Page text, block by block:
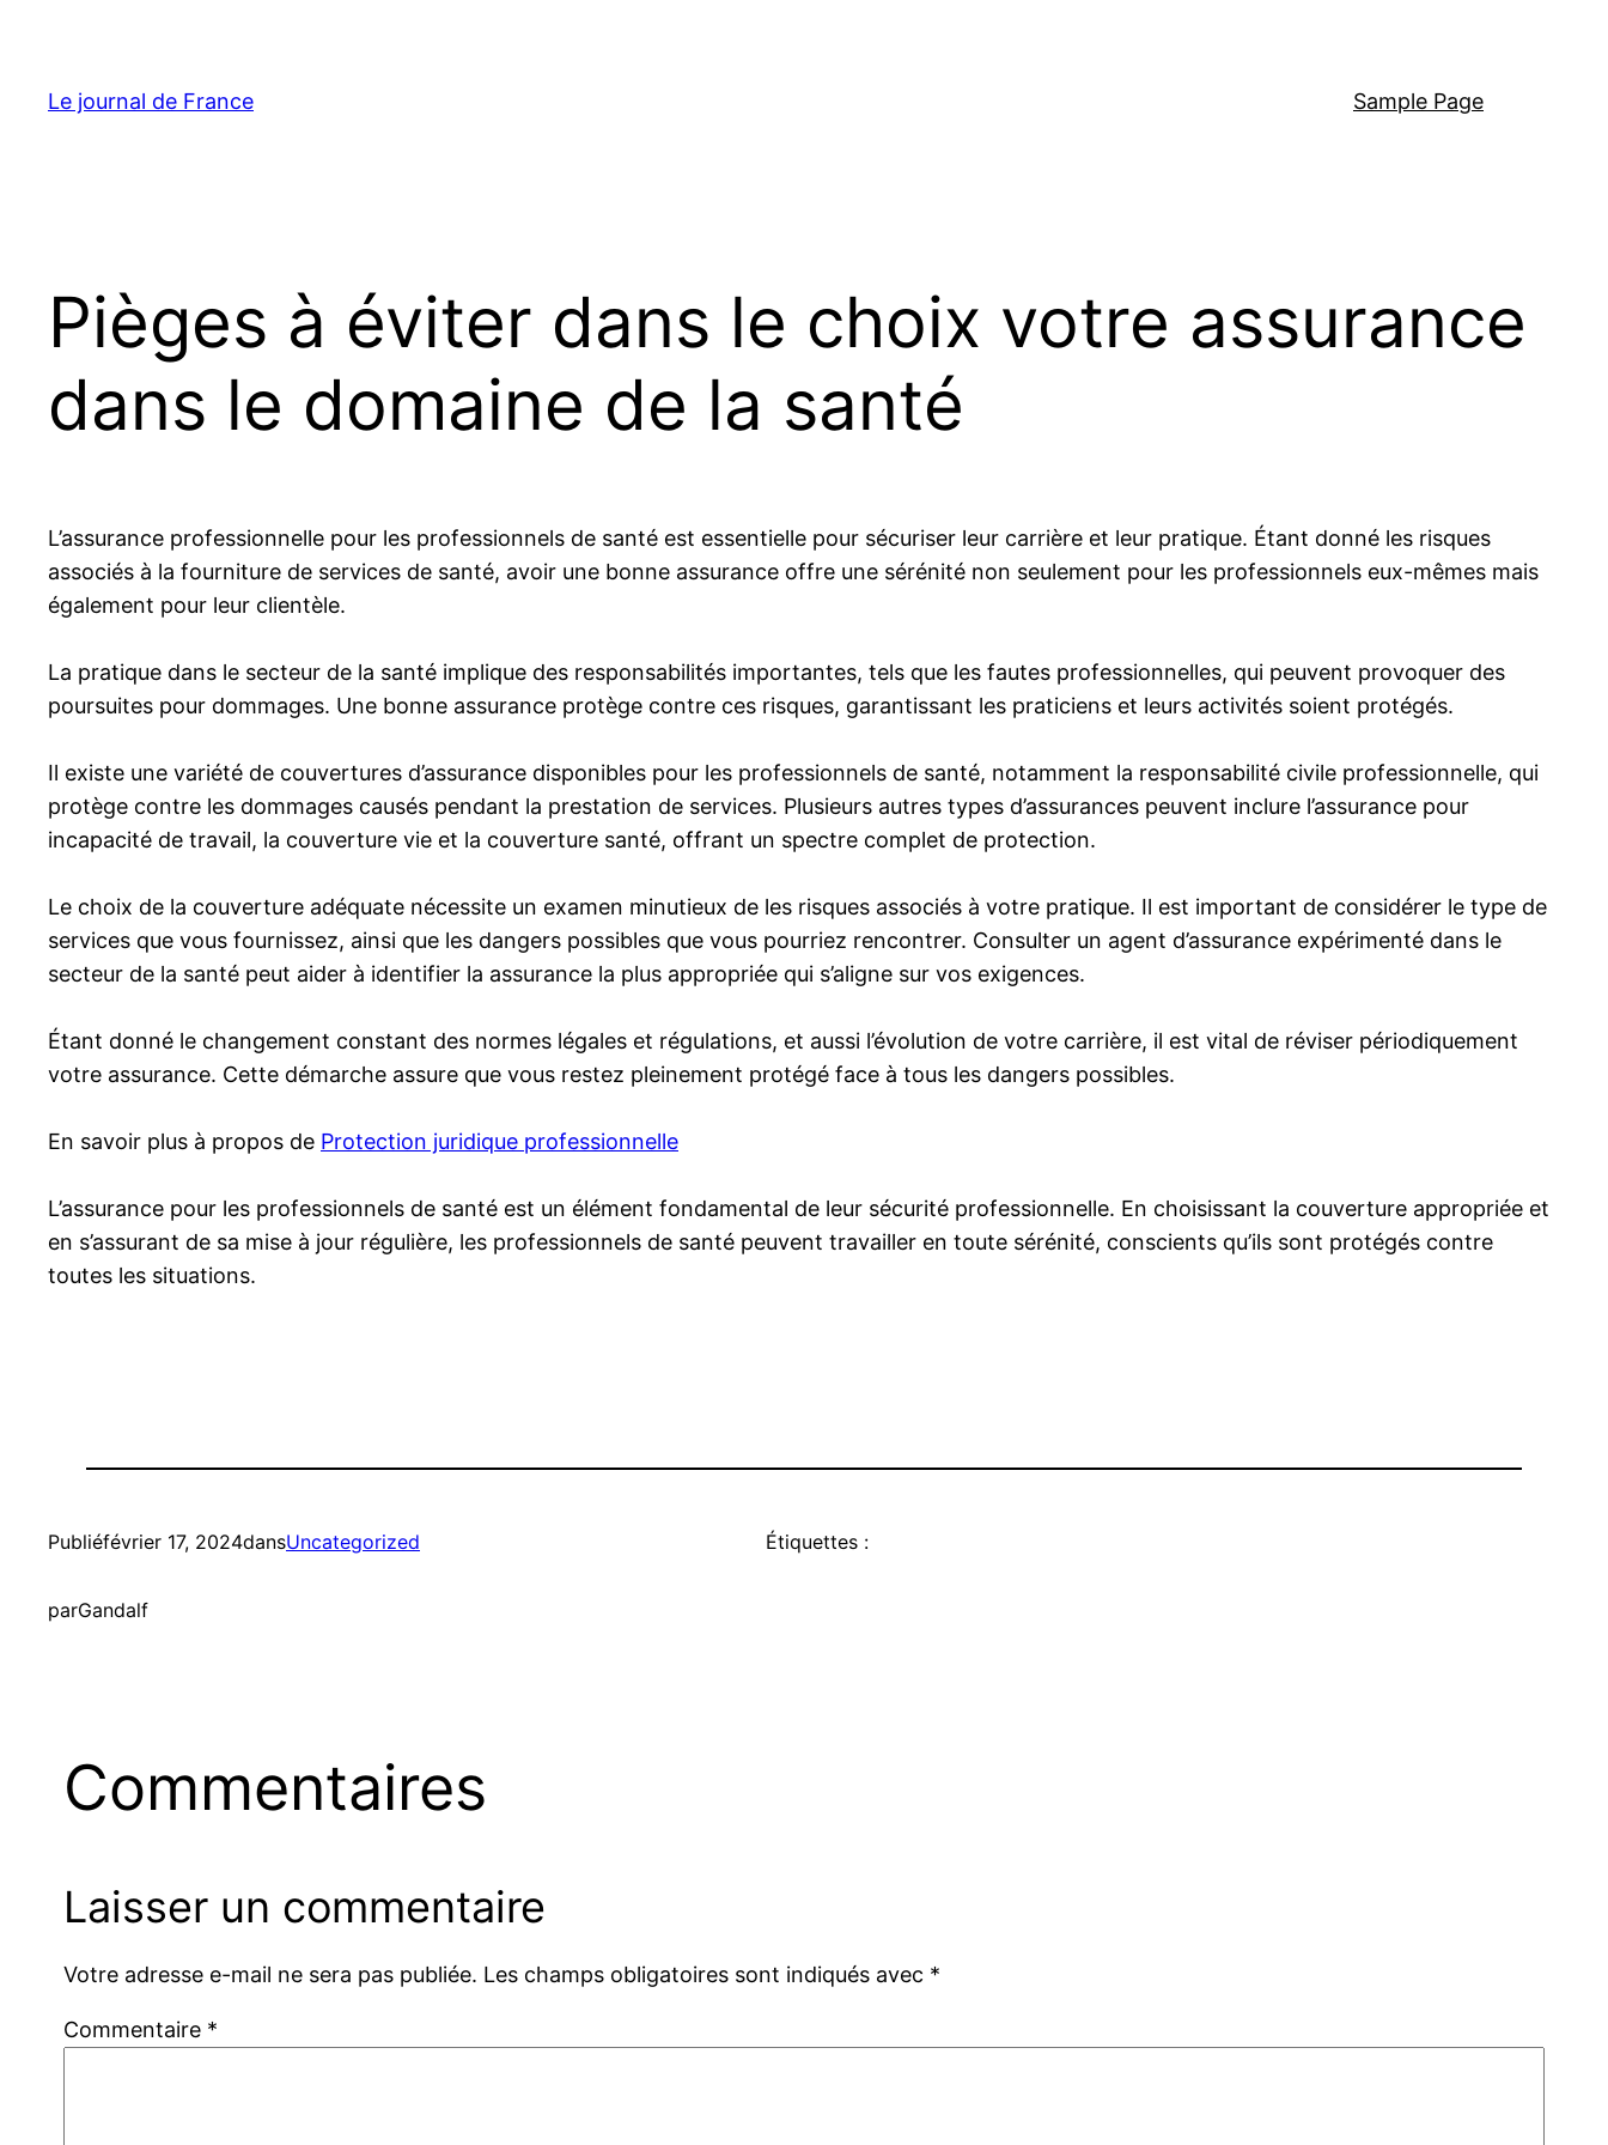
contenu
Le journal de France Sample Page
Pièges à éviter dans le choix votre assurance
dans le domaine de la santé
L’assurance professionnelle pour les professionnels de santé est essentielle pour sécuriser leur carrière et leur pratique. Étant donné les risques
associés à la fourniture de services de santé, avoir une bonne assurance offre une sérénité non seulement pour les professionnels eux-mêmes mais
également pour leur clientèle.
La pratique dans le secteur de la santé implique des responsabilités importantes, tels que les fautes professionnelles, qui peuvent provoquer des
poursuites pour dommages. Une bonne assurance protège contre ces risques, garantissant les praticiens et leurs activités soient protégés.
Il existe une variété de couvertures d’assurance disponibles pour les professionnels de santé, notamment la responsabilité civile professionnelle, qui
protège contre les dommages causés pendant la prestation de services. Plusieurs autres types d’assurances peuvent inclure l’assurance pour
incapacité de travail, la couverture vie et la couverture santé, offrant un spectre complet de protection.
Le choix de la couverture adéquate nécessite un examen minutieux de les risques associés à votre pratique. Il est important de considérer le type de
services que vous fournissez, ainsi que les dangers possibles que vous pourriez rencontrer. Consulter un agent d’assurance expérimenté dans le
secteur de la santé peut aider à identifier la assurance la plus appropriée qui s’aligne sur vos exigences.
Étant donné le changement constant des normes légales et régulations, et aussi l’évolution de votre carrière, il est vital de réviser périodiquement
votre assurance. Cette démarche assure que vous restez pleinement protégé face à tous les dangers possibles.
En savoir plus à propos de Protection juridique professionnelle
L’assurance pour les professionnels de santé est un élément fondamental de leur sécurité professionnelle. En choisissant la couverture appropriée et
en s’assurant de sa mise à jour régulière, les professionnels de santé peuvent travailler en toute sérénité, conscients qu’ils sont protégés contre
toutes les situations.
Publiéfévrier 17, 2024dansUncategorized
parGandalf
Étiquettes :
Commentaires
Laisser un commentaire
Votre adresse e-mail ne sera pas publiée. Les champs obligatoires sont indiqués avec *
Commentaire *